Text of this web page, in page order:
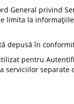
General privind
limita la
depusă în
pentru